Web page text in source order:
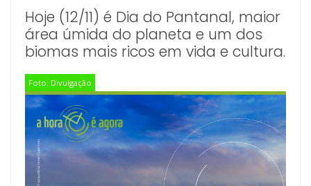
Hoje (12/11) é Dia do Pantanal, maior
área úmida do planeta e um dos
biomas mais ricos em vida e cultura.
Foto: Divulgação